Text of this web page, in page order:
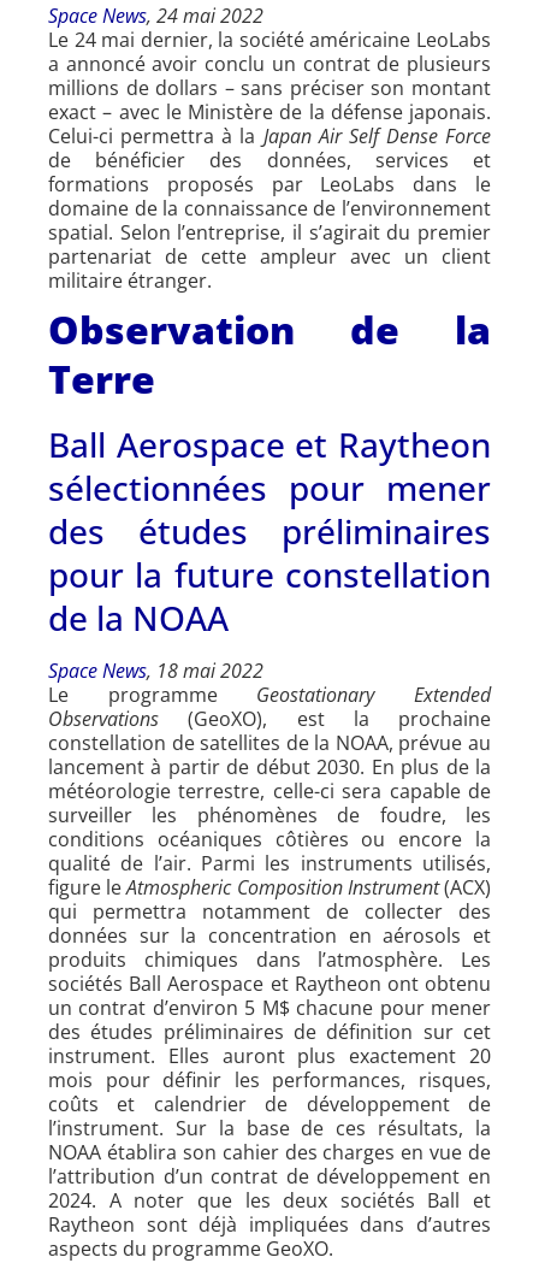
Space News, 24 mai 2022
Le 24 mai dernier, la société américaine LeoLabs
a annoncé avoir conclu un contrat de plusieurs
millions de dollars – sans préciser son montant
exact – avec le Ministère de la défense japonais.
Celui-ci permettra à la Japan Air Self Dense Force
de bénéficier des données, services et
formations proposés par LeoLabs dans le
domaine de la connaissance de l’environnement
spatial. Selon l’entreprise, il s’agirait du premier
partenariat de cette ampleur avec un client
militaire étranger.
Observation de la
Terre
Ball Aerospace et Raytheon
sélectionnées pour mener
des études préliminaires
pour la future constellation
de la NOAA
Space News, 18 mai 2022
Le programme Geostationary Extended
Observations (GeoXO), est la prochaine
constellation de satellites de la NOAA, prévue au
lancement à partir de début 2030. En plus de la
météorologie terrestre, celle-ci sera capable de
surveiller les phénomènes de foudre, les
conditions océaniques côtières ou encore la
qualité de l’air. Parmi les instruments utilisés,
figure leAtmospheric Composition Instrument(ACX)
qui permettra notamment de collecter des
données sur la concentration en aérosols et
produits chimiques dans l’atmosphère. Les
sociétés Ball Aerospace et Raytheon ont obtenu
un contrat d’environ 5 M$ chacune pour mener
des études préliminaires de définition sur cet
instrument. Elles auront plus exactement 20
mois pour définir les performances, risques,
coûts et calendrier de développement de
l’instrument. Sur la base de ces résultats, la
NOAA établira son cahier des charges en vue de
l’attribution d’un contrat de développement en
2024. A noter que les deux sociétés Ball et
Raytheon sont déjà impliquées dans d’autres
aspects du programme GeoXO.